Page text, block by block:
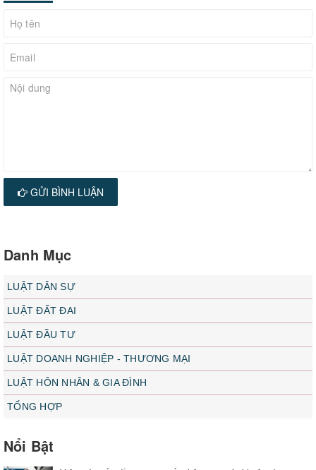
GỬI BÌNH LUẬN
Danh Mục
LUẬT DÂN SỰ
LUẬT ĐẤT ĐAI
LUẬT ĐẦU TƯ
LUẬT DOANH NGHIỆP - THƯƠNG MẠI
LUẬT HÔN NHÂN & GIA ĐÌNH
TỔNG HỢP
Nổi Bật